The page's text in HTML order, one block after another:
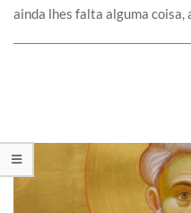
ainda lhes falta alguma coisa,